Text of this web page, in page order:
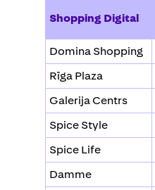
Shopping Digital
Domina Shopping
Rīga Plaza
Galerija Centrs
Spice Style
Spice Life
Damme